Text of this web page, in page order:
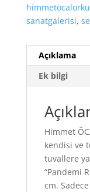
sanatgalerisi,
Açıklama
Ek bilgi
Himmet
kendisi ve
tuvallere
“Pandemi
cm.